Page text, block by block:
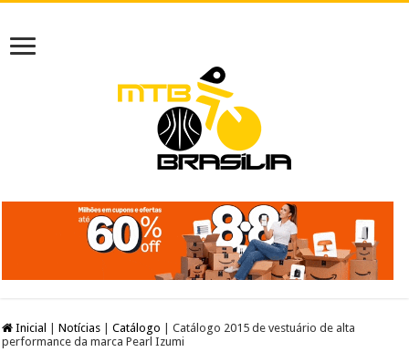
Inicial Notícias Catálogo
Catálogo 2015 de vestuário de alta
performance da marca Pearl Izumi